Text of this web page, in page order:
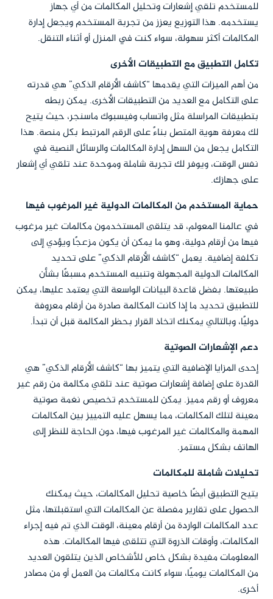
للمستخدم تلقي إشعارات وتحليل المكالمات من أي جهاز
يستخدمه. هذا التوزيع يعزز من تجربة المستخدم ويجعل إدارة
المكالمات أكثر سهولة، سواء كنت في المنزل أو أثناء التنقل.
تكامل التطبيق مع التطبيقات الأخرى
من أهم الميزات التي يقدمها “كاشف الأرقام الذكي” هي قدرته
على التكامل مع العديد من التطبيقات الأخرى. يمكن ربطه
بتطبيقات المراسلة مثل واتساب وفيسبوك ماسنجر، حيث يتيح
لك معرفة هوية المتصل بناءً على الرقم المرتبط بكل منصة. هذا
التكامل يجعل من السهل إدارة المكالمات والرسائل النصية في
نفس الوقت، ويوفر لك تجربة شاملة وموحدة عند تلقي أي إشعار
على جهازك.
حماية المستخدم من المكالمات الدولية غير المرغوب فيها
في عالمنا المعولم، قد يتلقى المستخدمون مكالمات غير مرغوب
فيها من أرقام دولية، وهو ما يمكن أن يكون مزعجًا ويؤدي إلى
تكلفة إضافية. يعمل “كاشف الأرقام الذكي” على تحديد
المكالمات الدولية المجهولة وتنبيه المستخدم مسبقًا بشأن
طبيعتها. بفضل قاعدة البيانات الواسعة التي يعتمد عليها، يمكن
للتطبيق تحديد ما إذا كانت المكالمة صادرة من أرقام معروفة
دوليًا، وبالتالي يمكنك اتخاذ القرار بحظر المكالمة قبل أن تبدأ.
دعم الإشعارات الصوتية
إحدى المزايا الإضافية التي يتميز بها “كاشف الأرقام الذكي” هي
القدرة على إضافة إشعارات صوتية عند تلقي مكالمة من رقم غير
معروف أو رقم مميز. يمكن للمستخدم تخصيص نغمة صوتية
معينة لتلك المكالمات، مما يسهل عليه التمييز بين المكالمات
المهمة والمكالمات غير المرغوب فيها، دون الحاجة للنظر إلى
الهاتف بشكل مستمر.
تحليلات شاملة للمكالمات
يتيح التطبيق أيضًا خاصية تحليل المكالمات، حيث يمكنك
الحصول على تقارير مفصلة عن المكالمات التي استقبلتها، مثل
عدد المكالمات الواردة من أرقام معينة، الوقت الذي تم فيه إجراء
المكالمات، وأوقات الذروة التي تتلقى فيها المكالمات. هذه
المعلومات مفيدة بشكل خاص للأشخاص الذين يتلقون العديد
من المكالمات يوميًا، سواء كانت مكالمات من العمل أو من مصادر
أخرى.